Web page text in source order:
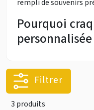
rempli de souvenirs
Pourquoi
personnalisée
Filtrer
3 produits